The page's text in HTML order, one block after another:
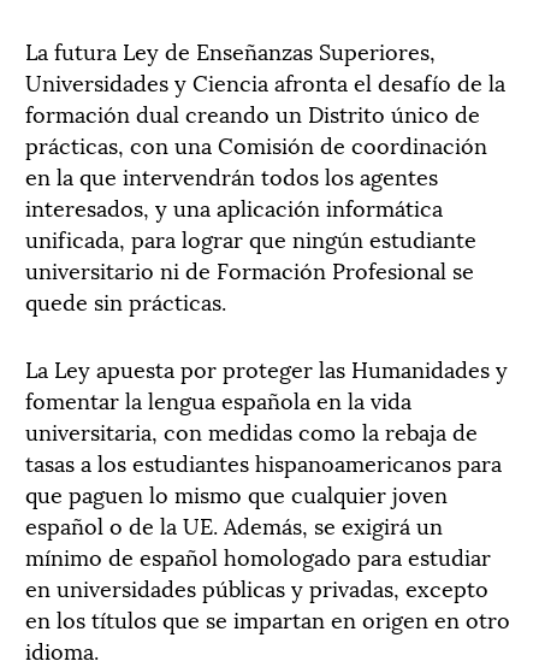
La futura Ley de Enseñanzas Superiores,
Universidades y Ciencia afronta el desafío de la
formación dual creando un Distrito único de
prácticas, con una Comisión de coordinación
en la que intervendrán todos los agentes
interesados, y una aplicación informática
unificada, para lograr que ningún estudiante
universitario ni de Formación Profesional se
quede sin prácticas.
La Ley apuesta por proteger las Humanidades y
fomentar la lengua española en la vida
universitaria, con medidas como la rebaja de
tasas a los estudiantes hispanoamericanos para
que paguen lo mismo que cualquier joven
español o de la UE. Además, se exigirá un
mínimo de español homologado para estudiar
en universidades públicas y privadas, excepto
en los títulos que se impartan en origen en otro
idioma.